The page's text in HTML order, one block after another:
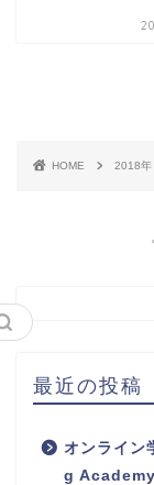
HOME 2018年
最近の投稿
オンライ
g Academy